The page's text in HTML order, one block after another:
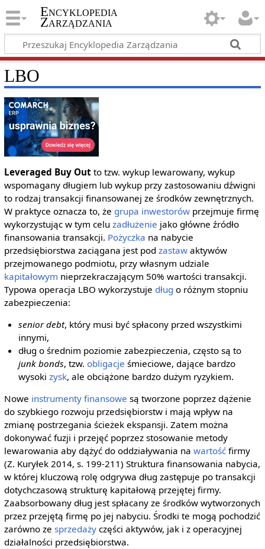
Encyklopedia
Zarządzania
LBO
Leveraged Buy Outto tzw. wykup lewarowany, wykup
wspomagany długiem lub wykup przy zastosowaniu dźwigni
to rodzaj transakcji finansowanej ze środków zewnętrznych.
W praktyce oznacza to, że grupa inwestorówprzejmuje firmę
wykorzystując w tym celu zadłużenie jako główne źródło
finansowania transakcji. Pożyczka na nabycie
przedsiębiorstwa zaciągana jest pod zastawaktywów
przejmowanego podmiotu, przy własnym udziale
kapitałowym nieprzekraczającym 50% wartości transakcji.
Typowa operacja LBO wykorzystuje dług o różnym stopniu
zabezpieczenia:
senior debt, który musi być spłacony przed wszystkimi
innymi,
dług o średnim poziomie zabezpieczenia, często są to
junk bonds, tzw.obligacje śmieciowe, dające bardzo
wysokizysk, ale obciążone bardzo dużym ryzykiem.
Nowe instrumenty finansowe są tworzone poprzez dążenie
do szybkiego rozwoju przedsiębiorstw i mają wpływ na
zmianę postrzegania ścieżek ekspansji. Zatem można
dokonywać fuzji i przejęć poprzez stosowanie metody
lewarowania aby dążyć do oddziaływania na wartośćfirmy
(Z. Kuryłek 2014, s. 199-211) Struktura finansowania nabycia,
w której kluczową rolę odgrywa dług zastępuje po transakcji
dotychczasową strukturę kapitałową przejętej firmy.
Zaabsorbowany dług jest spłacany ze środków wytworzonych
przez przejętą firmę po jej nabyciu. Środki te mogą pochodzić
zarówno ze sprzedażyczęści aktywów, jak i z operacyjnej
działalności przedsiębiorstwa.